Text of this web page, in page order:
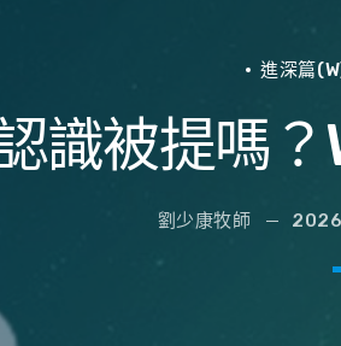
進深篇
識被提嗎
劉少康牧師